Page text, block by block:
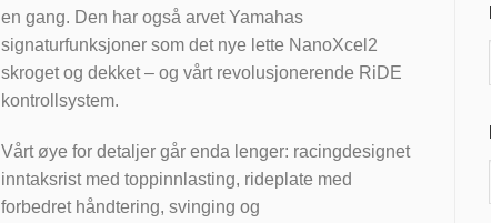
en gang. Den har også arvet Yamahas
signaturfunksjoner som det nye lette NanoXcel2
skroget og dekket – og vårt revolusjonerende RiDE
kontrollsystem.
Vårt øye for detaljer går enda lenger: racingdesignet
inntaksrist med toppinnlasting, rideplate med
forbedret håndtering, svinging og